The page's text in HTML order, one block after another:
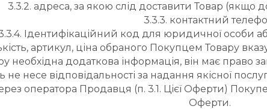
3.3.2. адреса, за якою слід доставити Товар (якщо
3.3.3. контактний
Ідентифікаційний код для юридичної особи
артикул, ціна обраного Покупцем Товару
необхідна додаткова інформація, він має право
несе відповідальності за надання якісної
оператора Продавця (п. 3.1. Цієї Оферти)
Оферти.